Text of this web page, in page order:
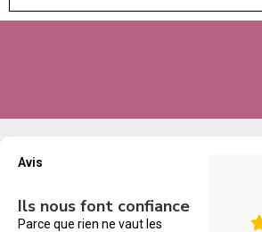
Avis
Ils nous font confiance
Parce que rien ne vaut les